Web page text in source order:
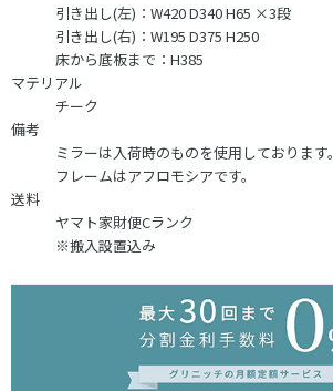
引き出し(左)：W420 D340 H65 ×3段
引き出し(右)：W195 D375 H250
床から底板まで：H385
マテリアル
チーク
備考
ミラーは入荷時のものを使用しております。
フレームはアフロモシアです。
送料
ヤマト家財便Cランク
※搬入設置込み